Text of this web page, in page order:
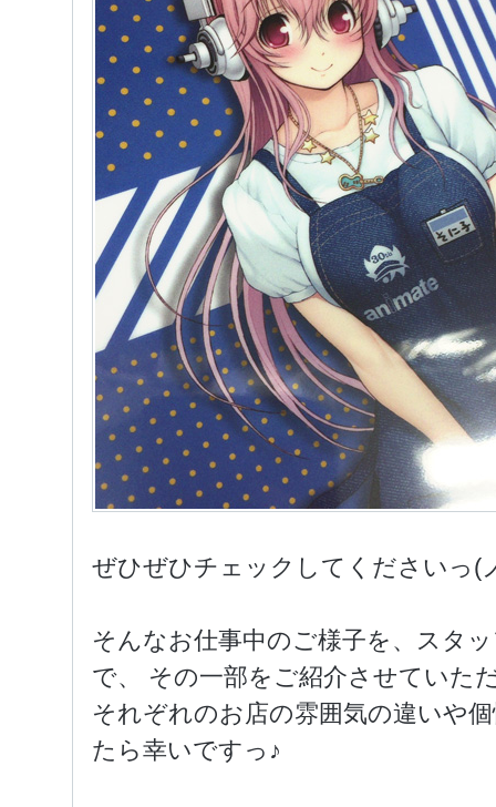
ぜひぜひチェックしてくださいっ
そんなお仕事中のご様子を、スタ
で、 その一部をご紹介させていた
それぞれのお店の雰囲気の違いや
たら幸いですっ♪